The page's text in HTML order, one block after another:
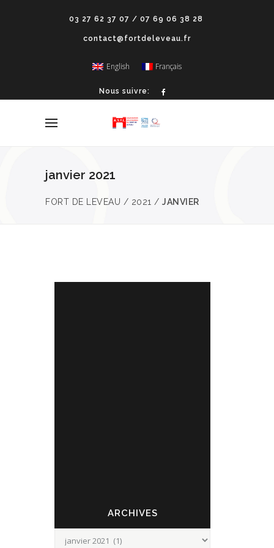
03 27 62 37 07 / 07 69 06 38 28
contact@fortdeleveau.fr
English Français
Nous suivre:
janvier 2021
FORT DE LEVEAU / 2021 / JANVIER
ARCHIVES